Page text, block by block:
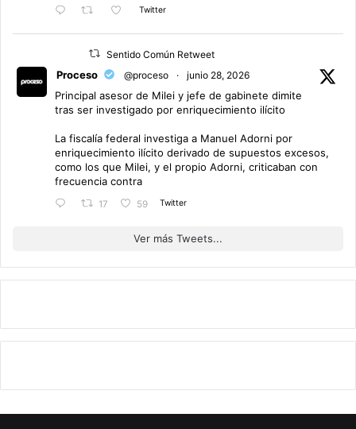
Twitter
Sentido Común Retweet
Proceso @proceso · junio 28, 2026
Principal asesor de Milei y jefe de gabinete dimite
tras ser investigado por enriquecimiento ilícito
La fiscalía federal investiga a Manuel Adorni por
enriquecimiento ilícito derivado de supuestos excesos,
como los que Milei, y el propio Adorni, criticaban con
frecuencia contra
17 59 Twitter
Ver más Tweets...